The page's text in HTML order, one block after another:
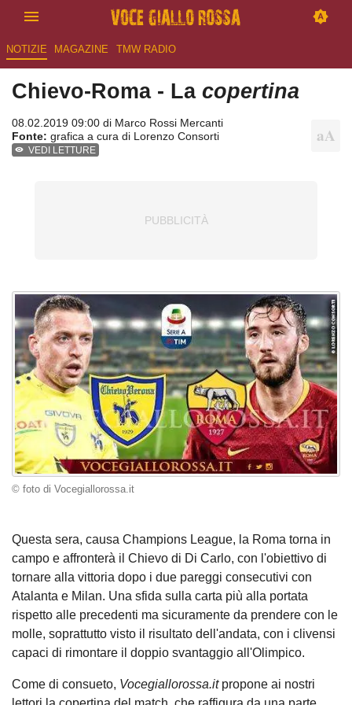
NOTIZIE MAGAZINE TMW RADIO
Chievo-Roma - La copertina
08.02.2019 09:00 di Marco Rossi Mercanti
Fonte: grafica a cura di Lorenzo Consorti
VEDI LETTURE
© foto di Vocegiallorossa.it
Questa sera, causa Champions League, la Roma torna in
campo e affronterà il Chievo di Di Carlo, con l'obiettivo di
tornare alla vittoria dopo i due pareggi consecutivi con
Atalanta e Milan. Una sfida sulla carta più alla portata
rispetto alle precedenti ma sicuramente da prendere con le
molle, soprattutto visto il risultato dell'andata, con i clivensi
capaci di rimontare il doppio svantaggio all'Olimpico.
Come di consueto, Vocegiallorossa.itpropone ai nostri